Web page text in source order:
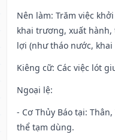
Nên làm: Trăm việc
khai trương, xuất hành,
lợi (như tháo nước,
Kiêng cữ: Các việc lót
Ngoại lệ:
- Cơ Thủy Báo tại:
thể tạm dùng.